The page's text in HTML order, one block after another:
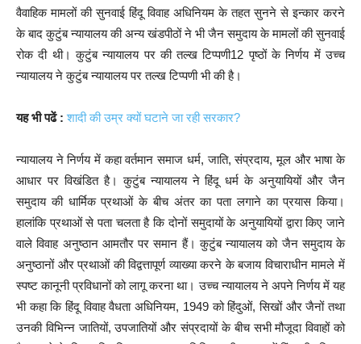
वैवाहिक मामलों की सुनवाई हिंदू विवाह अधिनियम के तहत सुनने से इन्कार करने
के बाद कुटुंब न्यायालय की अन्य खंडपीठों ने भी जैन समुदाय के मामलों की सुनवाई
रोक दी थी। कुटुंब न्यायालय पर की तल्ख टिप्पणी12 पृष्ठों के निर्णय में उच्च
न्यायालय ने कुटुंब न्यायालय पर तल्ख टिप्पणी भी की है।
यह भी पढें : शादी की उम्र क्यों घटाने जा रही सरकार?
न्यायालय ने निर्णय में कहा वर्तमान समाज धर्म, जाति, संप्रदाय, मूल और भाषा के
आधार पर विखंडित है। कुटुंब न्यायालय ने हिंदू धर्म के अनुयायियों और जैन
समुदाय की धार्मिक प्रथाओं के बीच अंतर का पता लगाने का प्रयास किया।
हालांकि प्रथाओं से पता चलता है कि दोनों समुदायों के अनुयायियों द्वारा किए जाने
वाले विवाह अनुष्ठान आमतौर पर समान हैं। कुटुंब न्यायालय को जैन समुदाय के
अनुष्ठानों और प्रथाओं की विद्वत्तापूर्ण व्याख्या करने के बजाय विचाराधीन मामले में
स्पष्ट कानूनी प्रविधानों को लागू करना था। उच्च न्यायालय ने अपने निर्णय में यह
भी कहा कि हिंदू विवाह वैधता अधिनियम, 1949 को हिंदुओं, सिखों और जैनों तथा
उनकी विभिन्न जातियों, उपजातियों और संप्रदायों के बीच सभी मौजूदा विवाहों को